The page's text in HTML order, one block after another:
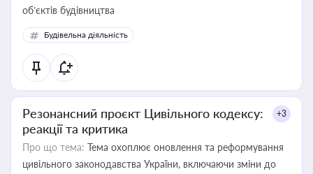
об’єктів будівництва
Будівельна діяльність
Резонансний проєкт Цивільного кодексу:
реакції та критика
+3
Про що тема: Тема охоплює оновлення та реформування
цивільного законодавства України, включаючи зміни до